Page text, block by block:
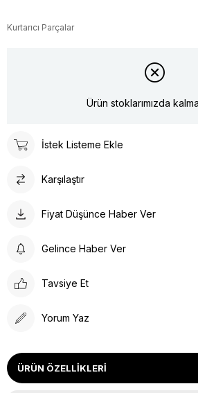
Kurtarıcı Parçalar
Ürün stoklarımızda
İstek Listeme Ekle
Karşılaştır
Fiyat Düşünce Haber Ver
Gelince Haber Ver
Tavsiye Et
Yorum Yaz
ÜRÜN ÖZELLIKLERI